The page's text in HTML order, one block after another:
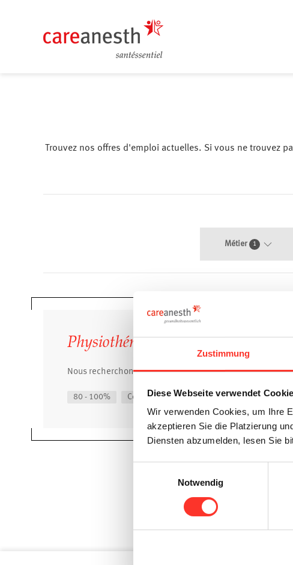
Zustimmung
Diese Webseite verwendet
Wir verwenden Cookies, um Ihre
akzeptieren Sie die Platzierung
Diensten abzumelden, lesen Sie
Notwendig
Trouvez nos offres d'emploi actuelles. Si vous ne trouvez
Métier 1
Physiothérapeute 80-100%
Nous recherchons un/-e Physiothérapeute pour l'un de
80 - 100% Collaborateurs et collaboratrices Fixe
Vous n’avez pas